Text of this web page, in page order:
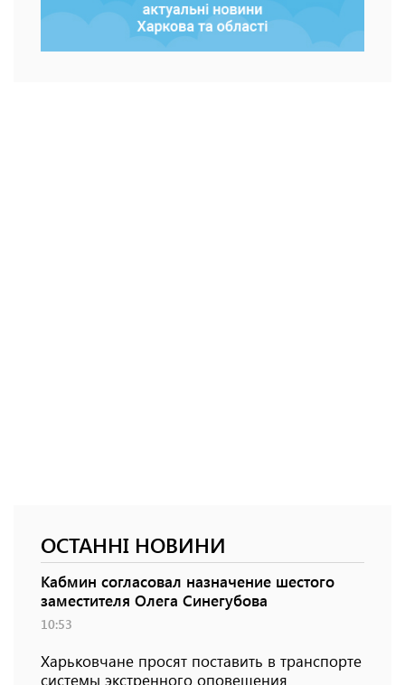
ОСТАННІ НОВИНИ
Кабмин согласовал назначение шестого
заместителя Олега Синегубова
10:53
Харьковчане просят поставить в транспорте
системы экстренного оповещения